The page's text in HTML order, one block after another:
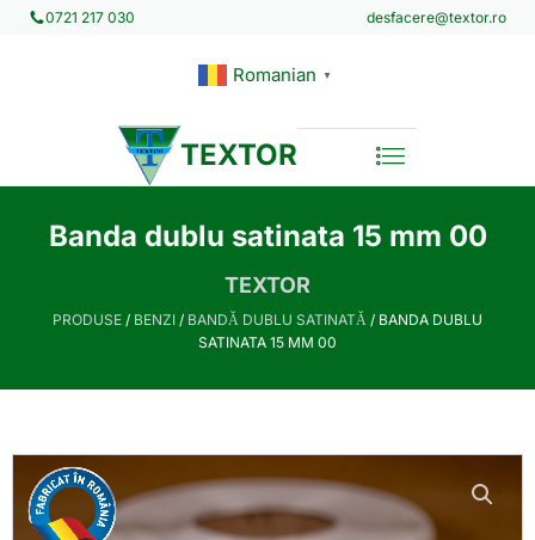
0721 217 030 desfacere@textor.ro
Romanian ▼
TEXTOR
Banda dublu satinata 15 mm 00
TEXTOR
PRODUSE / BENZI / BANDĂ DUBLU SATINATĂ / BANDA DUBLU
SATINATA 15 MM 00